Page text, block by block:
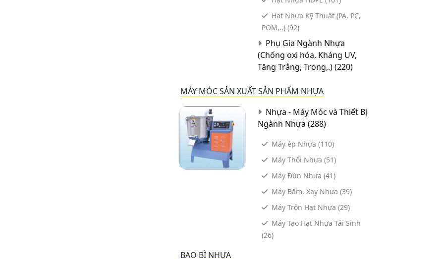
Hạt Nhựa Kỹ Thuật (PA, PC,
POM,..) (92)
Phụ Gia Ngành Nhựa
(Chống oxi hóa, Kháng UV,
Tăng Trắng, Trong,.)(220)
MÁY MÓC SẢN XUẤT SẢN PHẨM NHỰA
Nhựa - Máy Móc và Thiết Bị
Ngành Nhựa (288)
Máy ép Nhựa (110)
Máy Thổi Nhựa (51)
Máy Đùn Nhựa (41)
Máy Băm, Xay Nhựa (39)
Máy Trộn Hạt Nhựa (29)
Máy Tạo Hạt Nhựa Tái Sinh
(26)
BAO BÌ NHỰA